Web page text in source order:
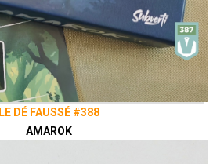
LE DÉ FAUSSÉ #388
AMAROK